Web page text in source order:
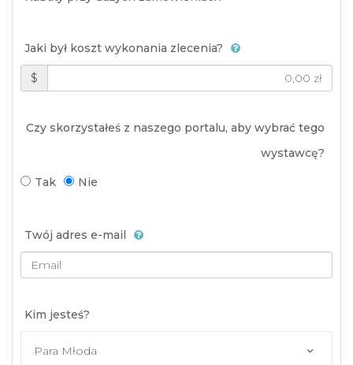
Jaki był koszt wykonania zlecenia?
$
Czy skorzystałeś z naszego portalu, aby wybrać tego
wystawcę?
Tak Nie
Twój adres e-mail
Kim jesteś?